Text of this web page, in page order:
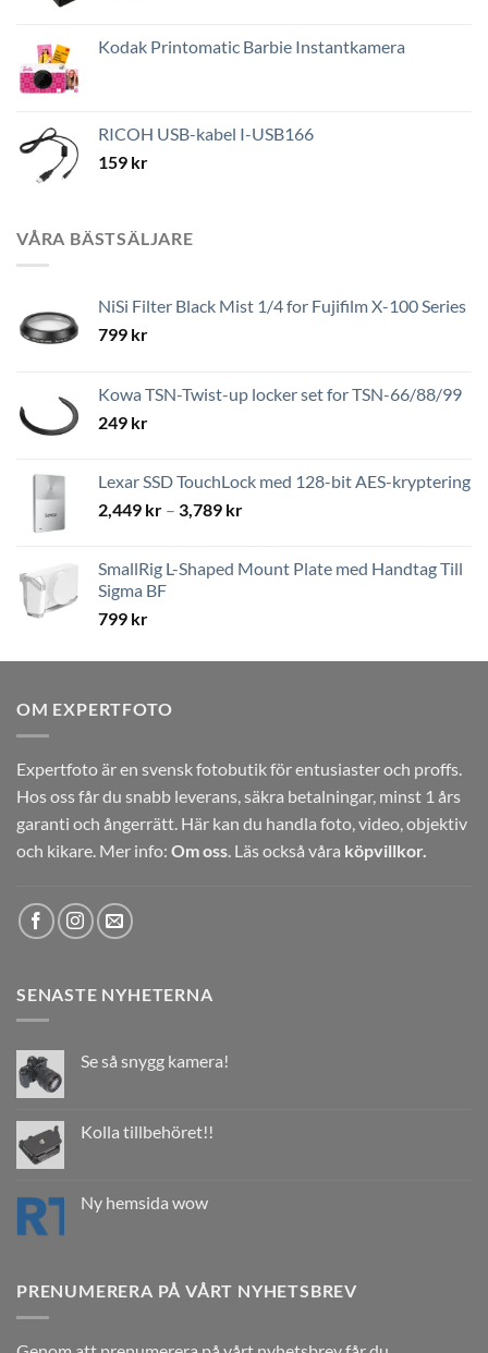
Kodak Printomatic Barbie Instantkamera
RICOH USB-kabel I-USB166
159 kr
VÅRA BÄSTSÄLJARE
NiSi Filter Black Mist 1/4 for Fujifilm X-100 Series
799 kr
Kowa TSN-Twist-up locker set for TSN-66/88/99
249 kr
Lexar SSD TouchLock med 128-bit AES-kryptering
2,449 kr – 3,789 krPrisintervall:
3,789 kr
SmallRig L-Shaped Mount Plate med Handtag Till
Sigma BF
799 kr
OM EXPERTFOTO
Expertfoto är en svensk fotobutik för entusiaster och proffs.
Hos oss får du snabb leverans, säkra betalningar, minst 1 års
garanti och ångerrätt. Här kan du handla foto, video, objektiv
och kikare. Mer info: Om oss . Läs också våra köpvillkor.
SENASTE NYHETERNA
Se så snygg kamera!
Kolla tillbehöret!!
Ny hemsida wow
PRENUMERERA PÅ VÅRT NYHETSBREV